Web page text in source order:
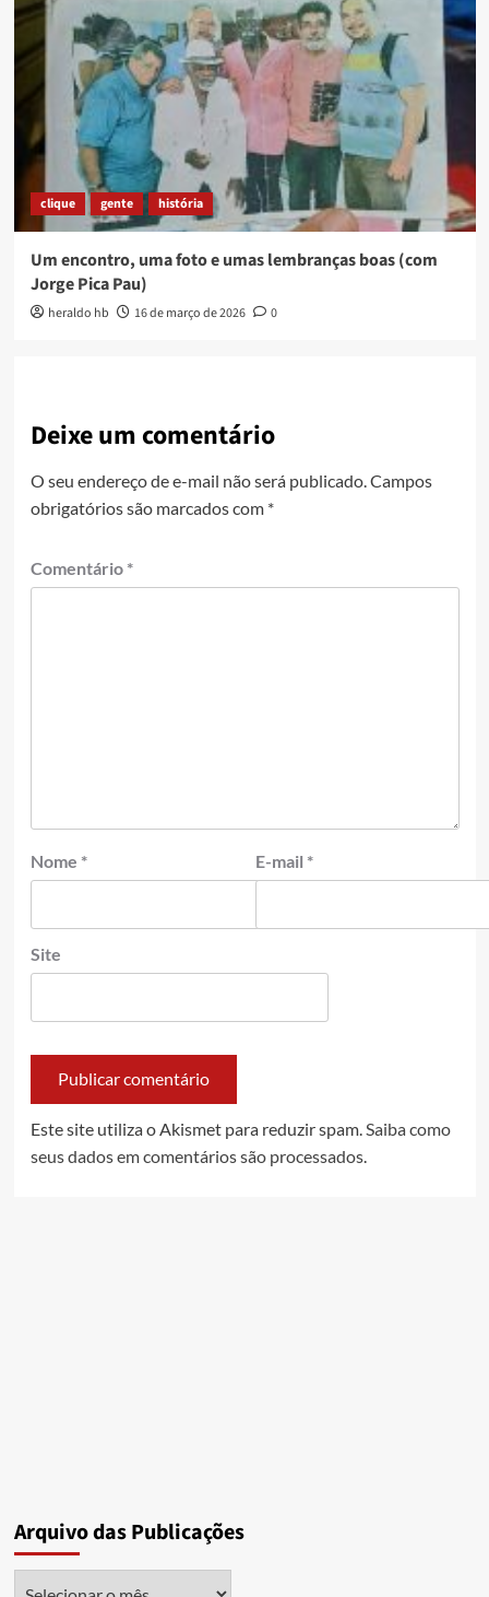
clique gente história
Um encontro, uma foto e umas lembranças boas (com
Jorge Pica Pau)
heraldo hb 16 de março de 2026 0
Deixe um comentário
O seu endereço de e-mail não será publicado. Campos
obrigatórios são marcados com *
Comentário *
Nome * E-mail *
Site
Este site utiliza o Akismet para reduzir spam. Saiba como
seus dados em comentários são processados.
Arquivo das Publicações